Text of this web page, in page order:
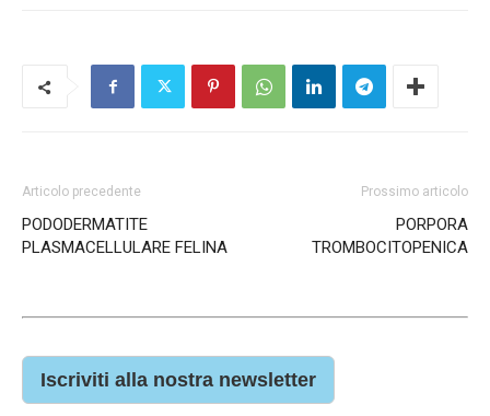
Articolo precedente
PODODERMATITE
PLASMACELLULARE FELINA
Prossimo articolo
PORPORA
TROMBOCITOPENICA
Iscriviti alla nostra newsletter